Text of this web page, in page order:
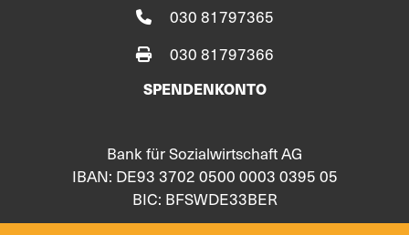
030 81797365
030 81797366
SPENDENKONTO
Bank für Sozialwirtschaft AG
IBAN: DE93 3702 0500 0003 0395 05
BIC: BFSWDE33BER